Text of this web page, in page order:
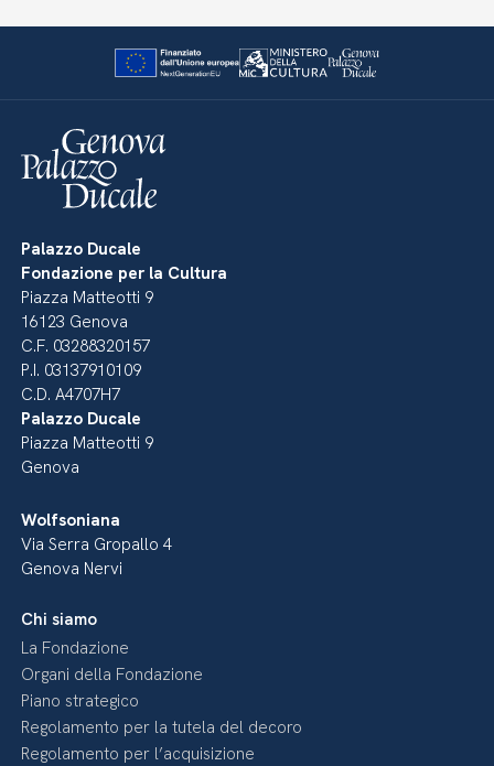
Palazzo Ducale
Fondazione per la Cultura
Piazza Matteotti 9
16123 Genova
C.F. 03288320157
P.I. 03137910109
C.D. A4707H7
Palazzo Ducale
Piazza Matteotti 9
Genova
Wolfsoniana
Via Serra Gropallo 4
Genova Nervi
Chi siamo
La Fondazione
Organi della Fondazione
Piano strategico
Regolamento per la tutela del decoro
Regolamento per l’acquisizione